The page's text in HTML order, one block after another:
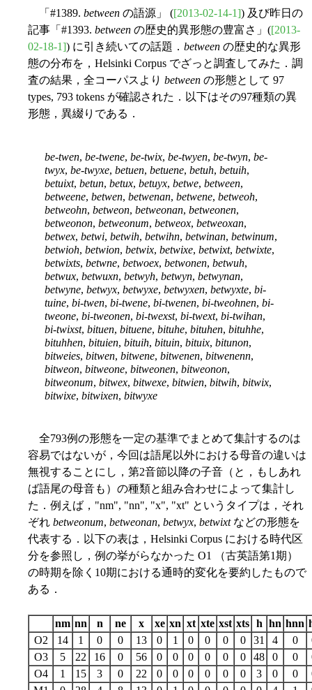
「#1389. between の語源」 ([2013-02-14-1]) 及び昨日の
記事「#1393. between の歴史的異形態の豊富さ」([2013-
02-18-1]) に引き続いての話題． between の歴史的な異形
態の分布を，Helsinki Corpus でざっと調査してみた．調
査の結果，全コーパスより between の形態として 97
types, 793 tokens が確認された．以下はその97種類の異
形態，異綴りである．
be-twen, be-twene, be-twix, be-twyen, be-twyn, be-
twyx, be-twyxe, betuen, betuene, betuh, betuih,
betuixt, betun, betux, betuyx, betwe, between,
betweene, betwen, betwenan, betwene, betweoh,
betweohn, betweon, betweonan, betweonen,
betweonon, betweonum, betweox, betweoxan,
betwex, betwi, betwih, betwihn, betwinan, betwinum,
betwioh, betwion, betwix, betwixe, betwixt, betwixte,
betwixts, betwne, betwoex, betwonen, betwuh,
betwux, betwuxn, betwyh, betwyn, betwynan,
betwyne, betwyx, betwyxe, betwyxen, betwyxte, bi-
tuine, bi-twen, bi-twene, bi-twenen, bi-tweohnen, bi-
tweone, bi-tweonen, bi-twexst, bi-twext, bi-twihan,
bi-twixst, bituen, bituene, bituhe, bituhen, bituhhe,
bituhhen, bituien, bituih, bituin, bituix, bitunon,
bitweies, bitwen, bitwene, bitwenen, bitwenenn,
bitweon, bitweone, bitweonen, bitweonon,
bitweonum, bitwex, bitwexe, bitwien, bitwih, bitwix,
bitwixe, bitwixen, bitwyxe
全793例の形態を一定の基準でまとめて集計するのは
容易ではないが，今回は語尾以外における母音の違いは
無視することにし，第2音節以降の子音（と，もしあれ
ば語尾の母音も）の種類と組み合わせによって集計し
た．例えば，"nm", "nn", "x", "xt" というタイプは，それ
ぞれ betweonum, betweonan, betwyx, betwixtなどの形態を
代表する．以下の表は，Helsinki Corpus における時代区
分を参照し，例の挙がらなかった O1 （古英語第1期）
の時期を除く10期における通時的変化を要約したもので
ある．
nm nn n ne x xe xn xt xte xst xts h hn hnn
O2
14 1 0 0 13 0 1 0 0 0 0 31 4 0
O3
5 22 16 0 56 0 0 0 0 0 0 48 0 0
O4
1 15 3 0 22 0 0 0 0 0 0 3 0 0